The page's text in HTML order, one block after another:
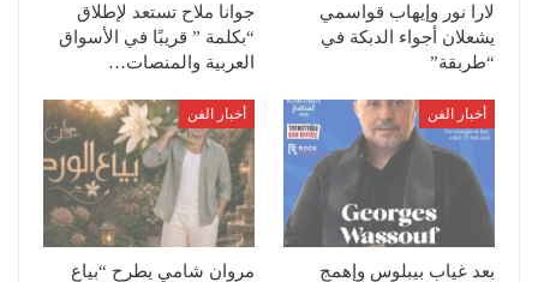
لارا نور وإيهاب قواسمي
يشعلان أجواء الدبكة في
“طربقة”
جوانا ملاح تستعد لإطلاق
“بكلمة ” قريبًا في الأسواق
العربية والمنصات…
أخبار الفن
بعد غياب بيبلوس وإهمج
أخبار الفن
مروان شامي يطرح “بياع